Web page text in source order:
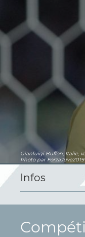
Gianluigi Buffon, Italie,
Photo par ForzaJuve2019
Infos